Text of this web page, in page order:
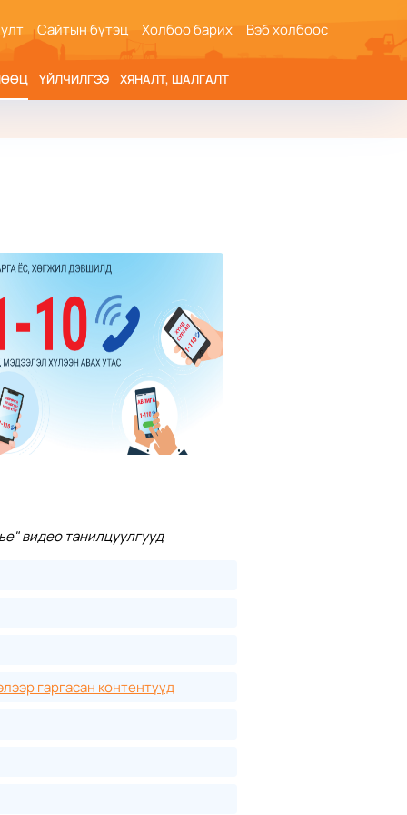
Сайтын бүтэц Холбоо барих Вэб холбоос
ҮЙЛЧИЛГЭЭ ХЯНАЛТ, ШАЛГАЛТ
видео танилцуулгууд
гаргасан контентүүд